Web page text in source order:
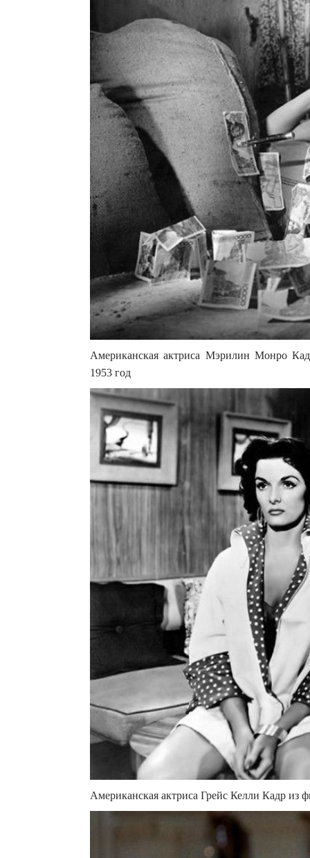
Американская актриса Мэрилин Монро
1953 год
Американская актриса Грейс Келли Кадр из